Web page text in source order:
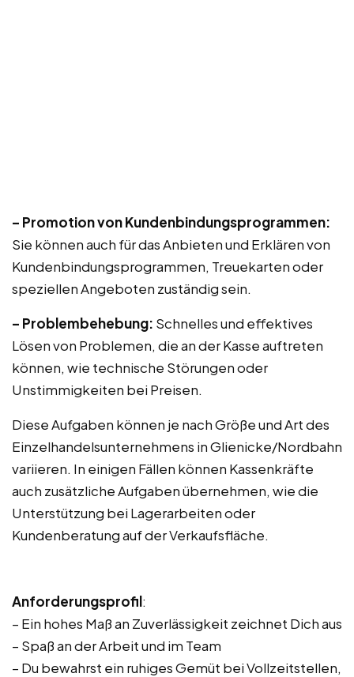
– Promotion von Kundenbindungsprogrammen:
Sie können auch für das Anbieten und Erklären von
Kundenbindungsprogrammen, Treuekarten oder
speziellen Angeboten zuständig sein.
– Problembehebung: Schnelles und effektives
Lösen von Problemen, die an der Kasse auftreten
können, wie technische Störungen oder
Unstimmigkeiten bei Preisen.
Diese Aufgaben können je nach Größe und Art des
Einzelhandelsunternehmens in Glienicke/Nordbahn
variieren. In einigen Fällen können Kassenkräfte
auch zusätzliche Aufgaben übernehmen, wie die
Unterstützung bei Lagerarbeiten oder
Kundenberatung auf der Verkaufsfläche.
Anforderungsprofil:
– Ein hohes Maß an Zuverlässigkeit zeichnet Dich aus
– Spaß an der Arbeit und im Team
– Du bewahrst ein ruhiges Gemüt bei Vollzeitstellen,